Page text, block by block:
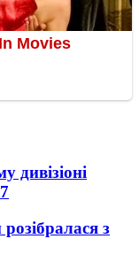
дивізіоні
з